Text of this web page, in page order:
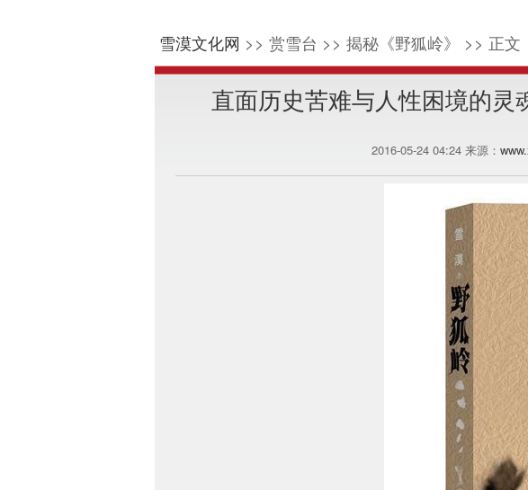
雪漠文化网 >> 赏雪台 >> 揭秘《野狐岭》 >> 正文
直面历史苦难与人性困境的
2016-05-24 04:24 来源：